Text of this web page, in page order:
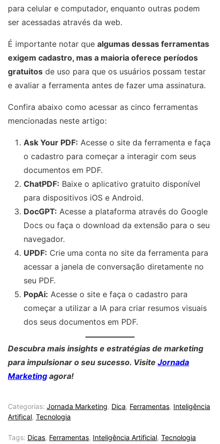
para celular e computador, enquanto outras podem
ser acessadas através da web.
É importante notar que algumas dessas ferramentas
exigem cadastro, mas a maioria oferece períodos
gratuitos de uso para que os usuários possam testar
e avaliar a ferramenta antes de fazer uma assinatura.
Confira abaixo como acessar as cinco ferramentas
mencionadas neste artigo:
Ask Your PDF: Acesse o site da ferramenta e faça
o cadastro para começar a interagir com seus
documentos em PDF.
ChatPDF: Baixe o aplicativo gratuito disponível
para dispositivos iOS e Android.
DocGPT: Acesse a plataforma através do Google
Docs ou faça o download da extensão para o seu
navegador.
UPDF: Crie uma conta no site da ferramenta para
acessar a janela de conversação diretamente no
seu PDF.
PopAi: Acesse o site e faça o cadastro para
começar a utilizar a IA para criar resumos visuais
dos seus documentos em PDF.
Descubra mais insights e estratégias de marketing
para impulsionar o seu sucesso. Visite Jornada
Marketing agora!
Categorias: Jornada Marketing, Dica, Ferramentas, Inteligência
Artifical, Tecnologia
Tags: Dicas, Ferramentas, Inteligência Artificial, Tecnologia